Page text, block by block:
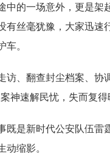
中的一场意外，更是
有丝毫犹豫，大家迅
车。
访、翻查封尘档案、
神速解民忧，失而复
既是新时代公安队伍
动缩影。